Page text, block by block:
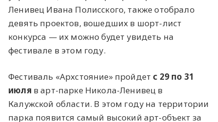
Ленивец Ивана Полисского, также отобрало
девять проектов, вошедших в шорт-лист
конкурса — их можно будет увидеть на
фестивале в этом году.
Фестиваль «Архстояние» пройдет с 29 по 31
июля в арт-парке Никола-Ленивец в
Калужской области. В этом году на территории
парка появится самый высокий арт-объект за